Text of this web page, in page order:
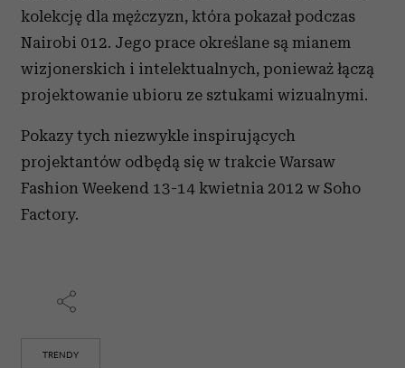
kolekcję dla mężczyzn, która pokazał podczas
Nairobi 012. Jego prace określane są mianem
wizjonerskich i intelektualnych, ponieważ łączą
projektowanie ubioru ze sztukami wizualnymi.
Pokazy tych niezwykle inspirujących
projektantów odbędą się w trakcie Warsaw
Fashion Weekend 13-14 kwietnia 2012 w Soho
Factory.
TRENDY